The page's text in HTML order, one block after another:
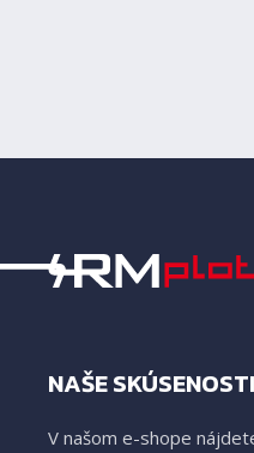
NAŠE
V našom e-shope